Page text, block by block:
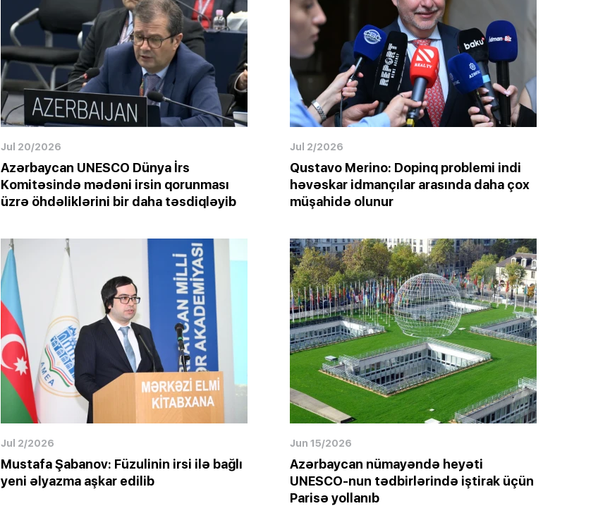
Jul 20/2026
Azərbaycan UNESCO Dünya İrs
Komitəsində mədəni irsin qorunması
üzrə öhdəliklərini bir daha təsdiqləyib
Jul 2/2026
Qustavo Merino: Dopinq problemi indi
həvəskar idmançılar arasında daha çox
müşahidə olunur
Jul 2/2026
Mustafa Şabanov: Füzulinin irsi ilə bağlı
yeni əlyazma aşkar edilib
Jun 15/2026
Azərbaycan nümayəndə heyəti
UNESCO-nun tədbirlərində iştirak üçün
Parisə yollanıb